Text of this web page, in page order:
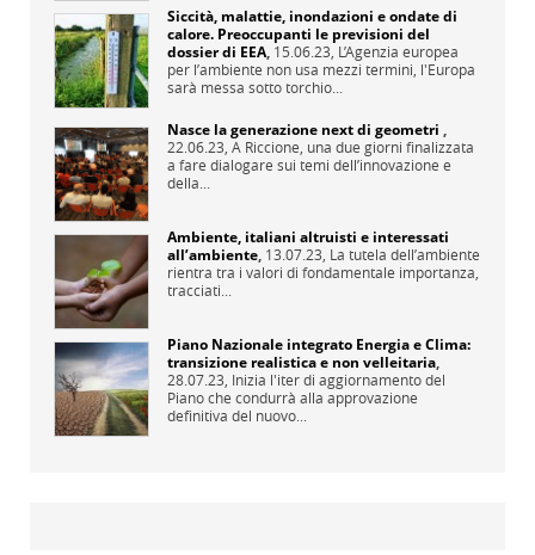
Siccità, malattie, inondazioni e ondate di
calore. Preoccupanti le previsioni del
dossier di EEA, 15.06.23, L’Agenzia europea
per l’ambiente non usa mezzi termini, l'Europa
sarà messa sotto torchio...
Nasce la generazione next di geometri ,
22.06.23, A Riccione, una due giorni finalizzata
a fare dialogare sui temi dell’innovazione e
della...
Ambiente, italiani altruisti e interessati
all’ambiente, 13.07.23, La tutela dell’ambiente
rientra tra i valori di fondamentale importanza,
tracciati...
Piano Nazionale integrato Energia e Clima:
transizione realistica e non velleitaria,
28.07.23, Inizia l'iter di aggiornamento del
Piano che condurrà alla approvazione
definitiva del nuovo...